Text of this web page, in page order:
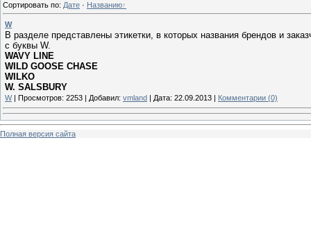
Сортировать по: Дате · Названию
W
В разделе представлены этикетки, в которых названия брендов и
с буквы W.
WAVY LINE
WILD GOOSE CHASE
WILKO
W. SALSBURY
W| Просмотров: 2253 | Добавил: vmland | Дата: 22.09.2013 | Комментарии (0)
Полная версия сайта